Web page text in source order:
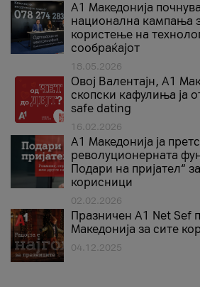
A1 Македонија
национална кампања
користење на
сообраќајот
18.05.2026
Овој Валентајн, A1
скопски кафулиња ја
safe dating
16.02.2026
А1 Македонија ја
револуционерната
Подари на пријател“
корисници
02.02.2026
Празничен A1 Net Sеf
Македонија за сите
04.12.2025